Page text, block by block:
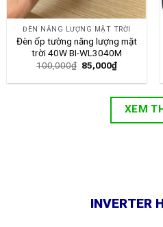
ĐÈN NĂNG LƯỢNG MẶT TRỜI
Đèn ốp tường năng lượng mặt
trời 40W BI-WL3040M
100,000₫ 85,000₫
XEM
INVERTER